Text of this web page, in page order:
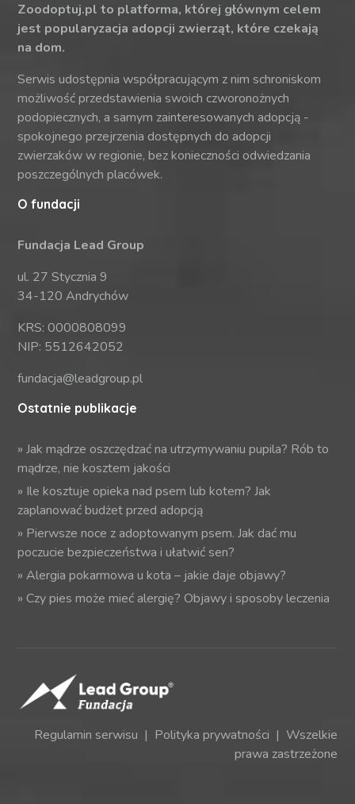
Zoodoptuj.pl to platforma, której głównym celem
jest popularyzacja adopcji zwierząt, które czekają
na dom.
Serwis udostępnia współpracującym z nim schroniskom
możliwość przedstawienia swoich czworonożnych
podopiecznych, a samym zainteresowanych adopcją -
spokojnego przejrzenia dostępnych do adopcji
zwierzaków w regionie, bez konieczności odwiedzania
poszczególnych placówek.
O fundacji
Fundacja Lead Group
ul. 27 Stycznia 9
34-120 Andrychów
KRS: 0000808099
NIP: 5512642052
fundacja@leadgroup.pl
Ostatnie publikacje
»Jak mądrze oszczędzać na utrzymywaniu pupila? Rób to
mądrze, nie kosztem jakości
» Ile kosztuje opieka nad psem lub kotem? Jak
zaplanować budżet przed adopcją
» Pierwsze noce z adoptowanym psem. Jak dać mu
poczucie bezpieczeństwa i ułatwić sen?
»Alergia pokarmowa u kota – jakie daje objawy?
»Czy pies może mieć alergię? Objawy i sposoby leczenia
Regulamin serwisu | Polityka prywatności | Wszelkie
prawa zastrzeżone